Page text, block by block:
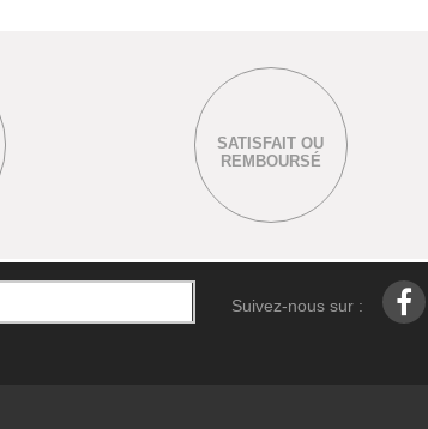
SATISFAIT OU
REMBOURSÉ
Suivez-nous sur :